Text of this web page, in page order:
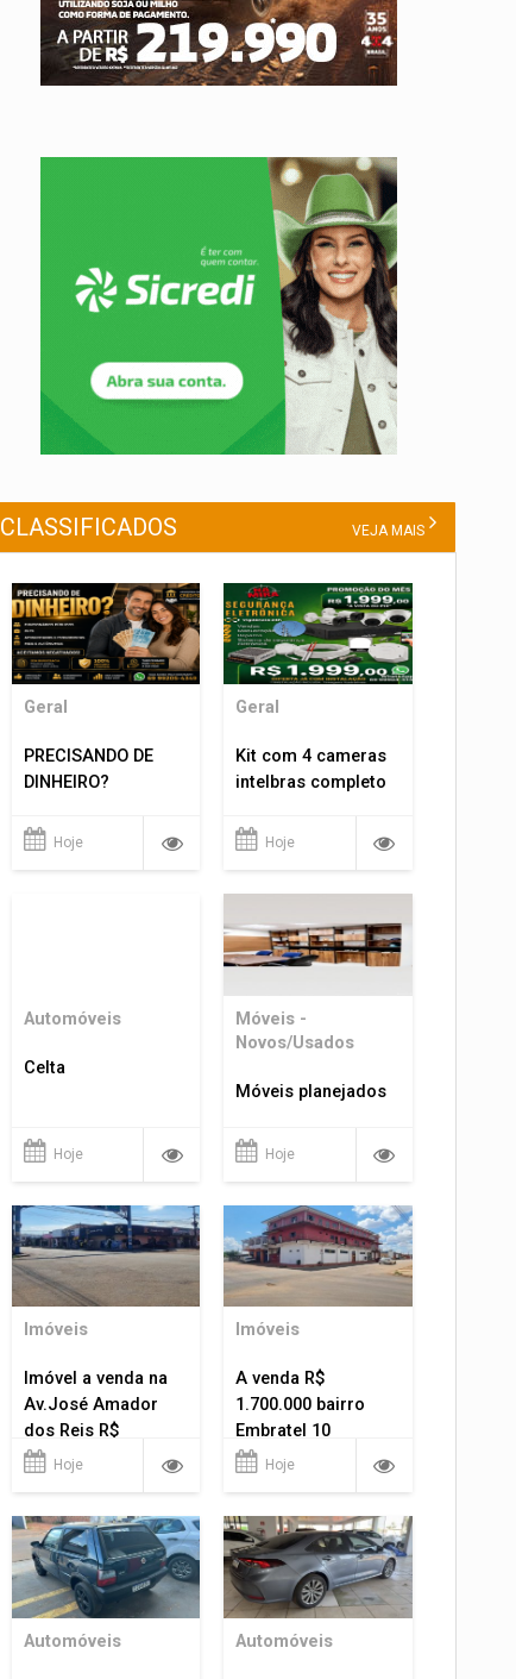
CLASSIFICADOS VEJA MAIS
Geral
PRECISANDO DE
DINHEIRO?
Hoje
Geral
Kit com 4 cameras
intelbras completo
Hoje
Automóveis
Celta
Hoje
Móveis -
Novos/Usados
Móveis planejados
Hoje
Imóveis
Imóvel a venda na
Av.José Amador
dos Reis R$
1.400.000
Hoje
Imóveis
A venda R$
1.700.000 bairro
Embratel 10
apartamentos!
Hoje
Automóveis Automóveis